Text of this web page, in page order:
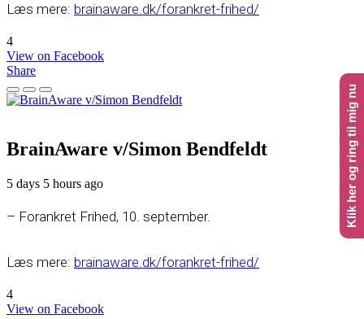
Læs mere: brainaware.dk/forankret-frihed/
4
View on Facebook
Share
BrainAware v/Simon Bendfeldt
5 days 5 hours ago
– Forankret Frihed, 10. september.
Læs mere: brainaware.dk/forankret-frihed/
4
View on Facebook
Klik her og ring til mig nu